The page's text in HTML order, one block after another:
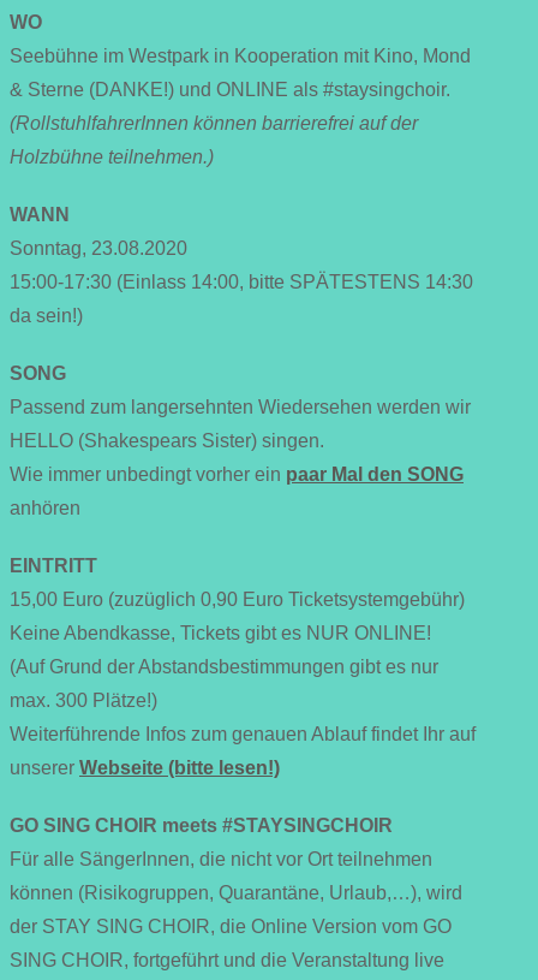
WO
Seebühne im Westpark in Kooperation mit Kino, Mond
& Sterne (DANKE!) und ONLINE als #staysingchoir.
(RollstuhlfahrerInnen können barrierefrei auf der
Holzbühne teilnehmen.)
WANN
Sonntag, 23.08.2020
15:00-17:30 (Einlass 14:00, bitte SPÄTESTENS 14:30
da sein!)
SONG
Passend zum langersehnten Wiedersehen werden wir
HELLO (Shakespears Sister) singen.
Wie immer unbedingt vorher ein paar Mal den SONG
anhören
EINTRITT
15,00 Euro (zuzüglich 0,90 Euro Ticketsystemgebühr)
Keine Abendkasse, Tickets gibt es NUR ONLINE!
(Auf Grund der Abstandsbestimmungen gibt es nur
max. 300 Plätze!)
Weiterführende Infos zum genauen Ablauf findet Ihr auf
unserer Webseite (bitte lesen!)
GO SING CHOIR meets #STAYSINGCHOIR
Für alle SängerInnen, die nicht vor Ort teilnehmen
können (Risikogruppen, Quarantäne, Urlaub,…), wird
der STAY SING CHOIR, die Online Version vom GO
SING CHOIR, fortgeführt und die Veranstaltung live